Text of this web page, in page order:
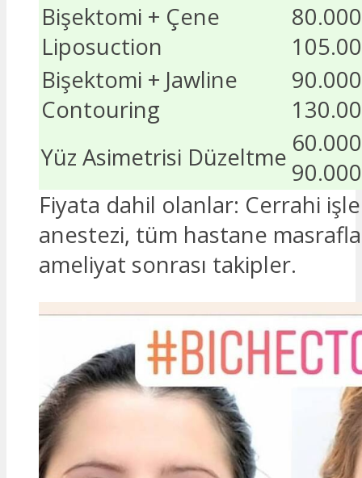
Bişektomi + Çene
Liposuction
Bişektomi + Jawline
Contouring
Yüz Asimetrisi Düzeltme
Fiyata dahil olanlar: Cerrahi
anestezi, tüm hastane
ameliyat sonrası takipler.